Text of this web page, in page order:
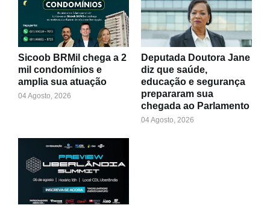
Sicoob BRMil chega a 2
mil condomínios e
amplia sua atuação
04 Agosto, 2026
Deputada Doutora Jane
diz que saúde,
educação e segurança
prepararam sua
chegada ao Parlamento
04 Agosto, 2026